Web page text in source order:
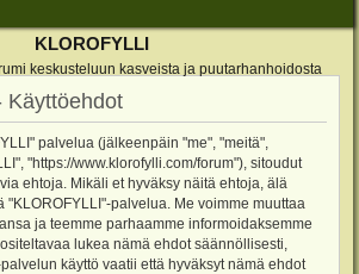
KLOROFYLLI
keskusteluun kasveista ja puutarhanhoidosta
Käyttöehdot
palvelua (jälkeenpäin "me", "meitä",
"https://www.klorofylli.com/forum"), sitoudut
ehtoja. Mikäli et hyväksy näitä ehtoja, älä
"KLOROFYLLI"-palvelua. Me voimme muuttaa
ja teemme parhaamme informoidaksemme
lukea nämä ehdot säännöllisesti,
käyttö vaatii että hyväksyt nämä ehdot